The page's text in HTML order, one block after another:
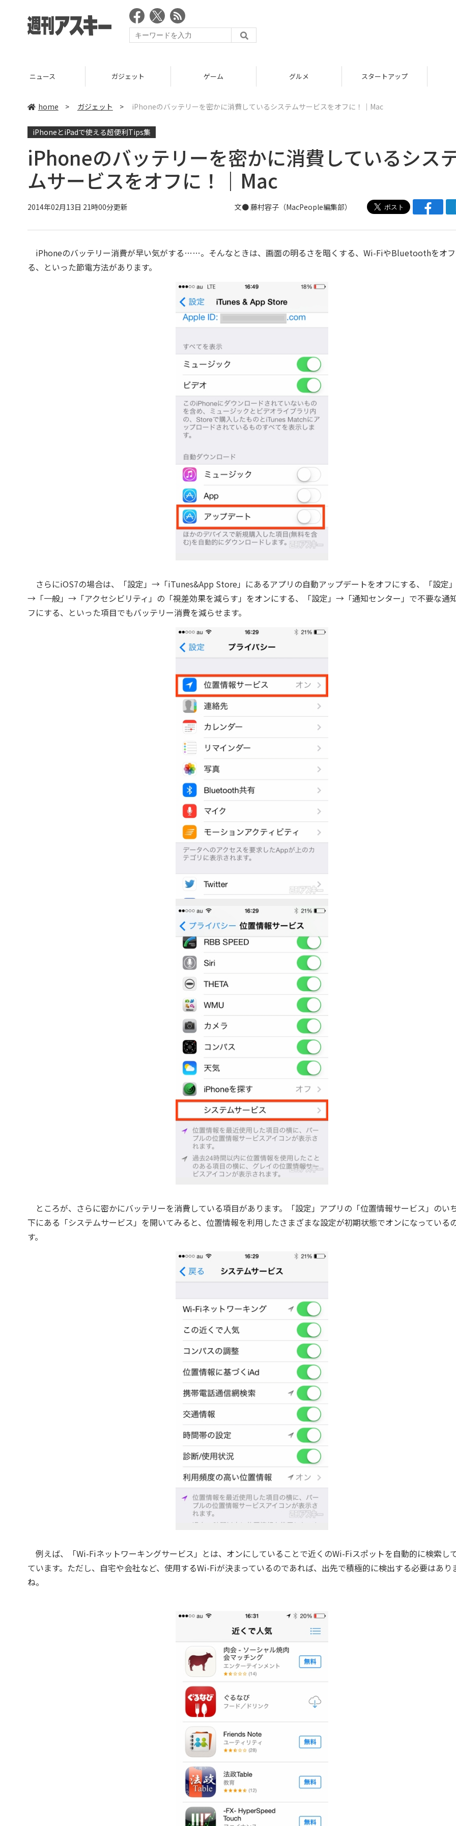
ニュース ガジェット ゲーム グルメ スタートアップ
home > ガジェット > iPhoneのバッテリーを密かに消費しているシステムサービスをオフに！｜Mac
iPhoneとiPadで使える超便利Tips集
iPhoneのバッテリーを密かに消費しているシス
ムサービスをオフに！｜Mac
2014年02月13日 21時00分更新 文●藤村容子 （MacPeople編集部）
iPhoneのバッテリー消費が早い気がする……。そんなときは、画面の明るさを暗くする、Wi-FiやBluetoothをオ
る、といった節電方法があります。
さらにiOS7の場合は、「設定」→「iTunes&App Store」にあるアプリの自動アップデートをオフにする、「設定」
→「一般」→「アクセシビリティ」の「視差効果を減らす」をオンにする、「設定」→「通知センター」で不要な通
フにする、といった項目でもバッテリー消費を減らせます。
ところが、さらに密かにバッテリーを消費している項目があります。「設定」アプリの「位置情報サービス」のい
下にある「システムサービス」を開いてみると、位置情報を利用したさまざまな設定が初期状態でオンになっている
す。
例えば、「Wi-Fiネットワーキングサービス」とは、オンにしていることで近くのWi-Fiスポットを自動的に検索し
ています。ただし、自宅や会社など、使用するWi-Fiが決まっているのであれば、出先で積極的に検出する必要はあり
ね。